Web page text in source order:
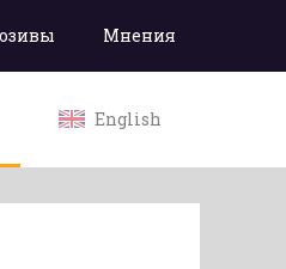
Мнения
English